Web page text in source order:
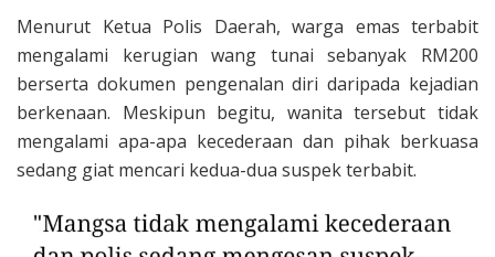
Menurut Ketua Polis Daerah, warga emas terbabit
mengalami kerugian wang tunai sebanyak RM200
berserta dokumen pengenalan diri daripada kejadian
berkenaan. Meskipun begitu, wanita tersebut tidak
mengalami apa-apa kecederaan dan pihak berkuasa
sedang giat mencari kedua-dua suspek terbabit.